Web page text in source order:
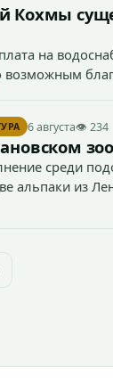
Кохмы
на
возможным
6 августа👁 234
среди
альпаки из